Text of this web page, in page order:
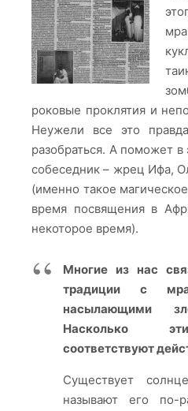
роковые проклятия и
Неужели все это
разобраться. А поможет
собеседник – жрец Ифа,
(именно такое
время посвящения в
некоторое время).
Многие из нас
традиции с
насылающими
Насколько
соответствуют
Существует
называют его по-